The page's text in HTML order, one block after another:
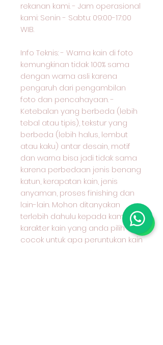
rekanan kami. - Jam operasional
kami: Senin - Sabtu: 09:00-17:00
WIB.
Info Teknis: - Warna kain di foto
kemungkinan tidak 100% sama
dengan warna asli karena
pengaruh dari pengambilan
foto dan pencahayaan. -
Ketebalan yang berbeda (lebih
tebal atau tipis), tekstur yang
berbeda (lebih halus, lembut
atau kaku) antar desain, motif
dan warna bisa jadi tidak sama
karena perbedaan jenis benang
katun, kerapatan kain, jenis
anyaman, proses finishing dan
lain-lain. Mohon ditanyakan
terlebih dahulu kepada kami
karakter kain yang anda pilih dan
cocok untuk apa peruntukan kain